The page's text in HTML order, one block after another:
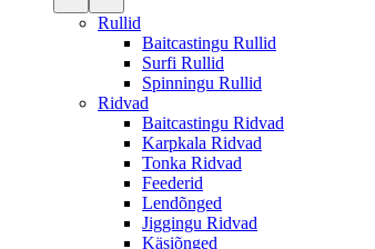
Rullid
Baitcastingu Rullid
Surfi Rullid
Spinningu Rullid
Ridvad
Baitcastingu Ridvad
Karpkala Ridvad
Tonka Ridvad
Feederid
Lendõnged
Jiggingu Ridvad
Käsiõnged